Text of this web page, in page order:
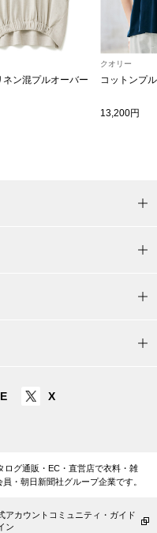
て見る
その他
その他
ヘンリーコッ
ネン混プルオーバー
クオリー
コットンプ
13,200円
X
ログ通販・EC・直営店で衣料・雑
・朝日新聞社グループ企業です。
アカウントコミュニティ・ガイド
ン